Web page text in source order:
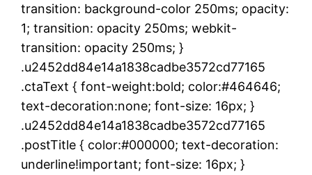
transition: background-color 250ms; opacity:
1; transition: opacity 250ms; webkit-
transition: opacity 250ms; }
.u2452dd84e14a1838cadbe3572cd77165
.ctaText { font-weight:bold; color:#464646;
text-decoration:none; font-size: 16px; }
.u2452dd84e14a1838cadbe3572cd77165
.postTitle { color:#000000; text-decoration:
underline!important; font-size: 16px; }